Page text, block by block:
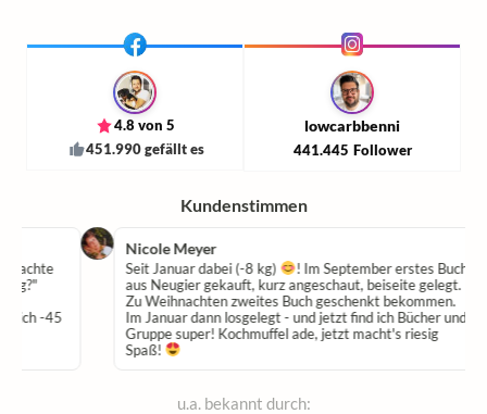
4.8 von 5
451.990 gefällt es
lowcarbbenni
441.445 Follower
Kundenstimmen
-45
Nicole Meyer
Seit Januar dabei (-8 kg)
! Im September erstes Buch
aus Neugier gekauft, kurz angeschaut, beiseite gelegt.
Zu Weihnachten zweites Buch geschenkt bekommen.
Im Januar dann losgelegt - und jetzt find ich Bücher und
Gruppe super! Kochmuffel ade, jetzt macht's riesig
Spaß!
u.a. bekannt durch: